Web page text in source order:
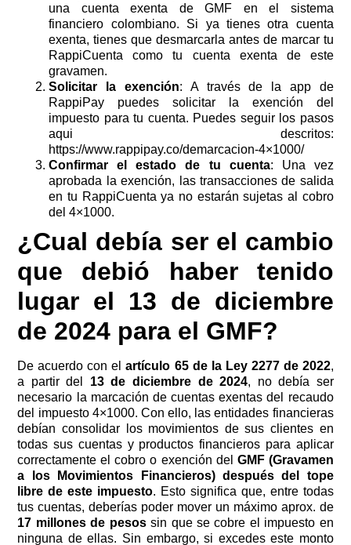
una cuenta exenta de GMF en el sistema
financiero colombiano. Si ya tienes otra cuenta
exenta, tienes que desmarcarla antes de marcar tu
RappiCuenta como tu cuenta exenta de este
gravamen.
Solicitar la exención: A través de la app de
RappiPay puedes solicitar la exención del
impuesto para tu cuenta. Puedes seguir los pasos
aqui descritos:
https://www.rappipay.co/demarcacion-4×1000/
Confirmar el estado de tu cuenta: Una vez
aprobada la exención, las transacciones de salida
en tu RappiCuenta ya no estarán sujetas al cobro
del 4×1000.
¿Cual debía ser el cambio
que debió haber tenido
lugar el 13 de diciembre
de 2024 para el GMF?
De acuerdo con elartículo 65 de la Ley 2277 de 2022,
a partir del 13 de diciembre de 2024, no debía ser
necesario la marcación de cuentas exentas del recaudo
del impuesto 4×1000. Con ello, las entidades financieras
debían consolidar los movimientos de sus clientes en
todas sus cuentas y productos financieros para aplicar
correctamente el cobro o exención del GMF (Gravamen
a los Movimientos Financieros) después del tope
libre de este impuesto. Esto significa que, entre todas
tus cuentas, deberías poder mover un máximo aprox. de
17 millones de pesossin que se cobre el impuesto en
ninguna de ellas. Sin embargo, si excedes este monto